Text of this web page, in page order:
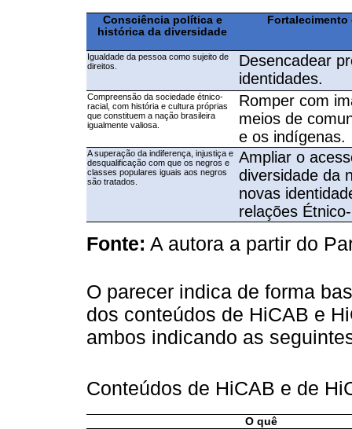
Consciência política e
histórica da diversidade
Igualdade da pessoa como sujeito de
direitos.
Desencadear
identidades.
Compreensão da sociedade étnico-
racial, com história e cultura próprias
que constituem a nação brasileira
igualmente valiosa.
Romper com
meios de
e os indígenas.
A superação da indiferença, injustiça e
desqualificação com que os negros e
classes populares iguais aos negros
são tratados.
Ampliar o
diversidade da
novas
relações
Fonte: A autora a partir do
O parecer indica de forma
dos conteúdos de HiCAB e
ambos indicando as
Conteúdos de HiCAB e de
O quê